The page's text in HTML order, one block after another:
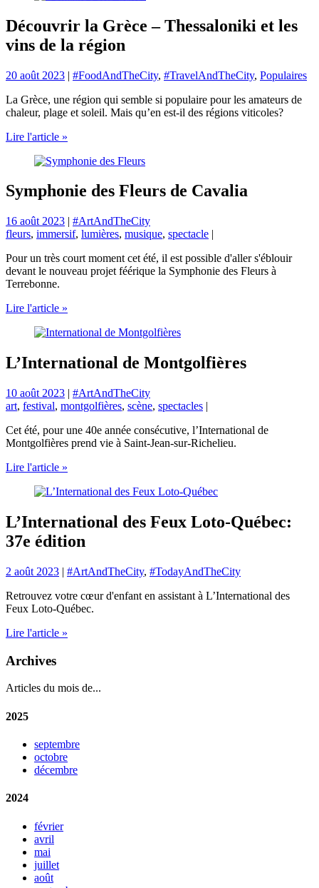
Découvrir la Grèce – Thessaloniki et les
vins de la région
20 août 2023 | #FoodAndTheCity, #TravelAndTheCity, Populaires
La Grèce, une région qui semble si populaire pour les amateurs de
chaleur, plage et soleil. Mais qu’en est-il des régions viticoles?
Lire l'article »
Symphonie des Fleurs de Cavalia
16 août 2023 | #ArtAndTheCity
fleurs, immersif, lumières, musique, spectacle |
Pour un très court moment cet été, il est possible d'aller s'éblouir
devant le nouveau projet féérique la Symphonie des Fleurs à
Terrebonne.
Lire l'article »
L’International de Montgolfières
10 août 2023 | #ArtAndTheCity
art, festival, montgolfières, scène, spectacles |
Cet été, pour une 40e année consécutive, l’International de
Montgolfières prend vie à Saint-Jean-sur-Richelieu.
Lire l'article »
L’International des Feux Loto-Québec:
37e édition
2 août 2023 | #ArtAndTheCity, #TodayAndTheCity
Retrouvez votre cœur d'enfant en assistant à L’International des
Feux Loto-Québec.
Lire l'article »
Archives
Articles du mois de...
2025
septembre
octobre
décembre
2024
février
avril
mai
juillet
août